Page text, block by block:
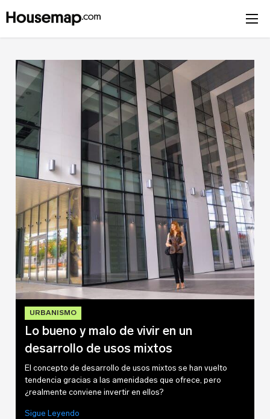
URBANISMO
Lo bueno y malo de vivir en un
desarrollo de usos mixtos
El concepto de desarrollo de usos mixtos se han vuelto
tendencia gracias a las amenidades que ofrece, pero
¿realmente conviene invertir en ellos?
Sigue Leyendo
Únete al directorio
Tu nombre (requerido)
Correo Electrónico (requerido)
Nombre del negocio (requerido)
Sobre tu negocio
Dirección del negocio